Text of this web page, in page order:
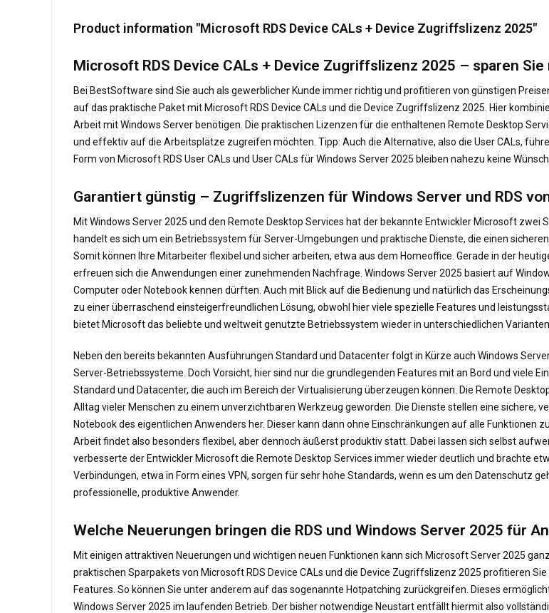
Product information "Microsoft RDS Device CALs + Device Zugriffslizenz 2025"
Microsoft RDS Device CALs + Device Zugriffslizenz 2025 – sparen
Bei BestSoftware sind Sie auch als gewerblicher Kunde immer richtig und profitieren von günstigen
auf das praktische Paket mit Microsoft RDS Device CALs und die Device Zugriffslizenz 2025. Hier
Arbeit mit Windows Server benötigen. Die praktischen Lizenzen für die enthaltenen Remote Desktop
und effektiv auf die Arbeitsplätze zugreifen möchten. Tipp: Auch die Alternative, also die User CALs,
Form von Microsoft RDS User CALs und User CALs für Windows Server 2025 bleiben nahezu keine
Garantiert günstig – Zugriffslizenzen für Windows Server und RDS
Mit Windows Server 2025 und den Remote Desktop Services hat der bekannte Entwickler Microsoft
handelt es sich um ein Betriebssystem für Server-Umgebungen und praktische Dienste, die einen
Somit können Ihre Mitarbeiter flexibel und sicher arbeiten, etwa aus dem Homeoffice. Gerade in der
erfreuen sich die Anwendungen einer zunehmenden Nachfrage. Windows Server 2025 basiert auf
Computer oder Notebook kennen dürften. Auch mit Blick auf die Bedienung und natürlich das
zu einer überraschend einsteigerfreundlichen Lösung, obwohl hier viele spezielle Features und
bietet Microsoft das beliebte und weltweit genutzte Betriebssystem wieder in unterschiedlichen
Neben den bereits bekannten Ausführungen Standard und Datacenter folgt in Kürze auch Windows
Server-Betriebssysteme. Doch Vorsicht, hier sind nur die grundlegenden Features mit an Bord und viele
Standard und Datacenter, die auch im Bereich der Virtualisierung überzeugen können. Die Remote
Alltag vieler Menschen zu einem unverzichtbaren Werkzeug geworden. Die Dienste stellen eine sichere,
Notebook des eigentlichen Anwenders her. Dieser kann dann ohne Einschränkungen auf alle
Arbeit findet also besonders flexibel, aber dennoch äußerst produktiv statt. Dabei lassen sich selbst
verbesserte der Entwickler Microsoft die Remote Desktop Services immer wieder deutlich und brachte
Verbindungen, etwa in Form eines VPN, sorgen für sehr hohe Standards, wenn es um den Datenschutz
professionelle, produktive Anwender.
Welche Neuerungen bringen die RDS und Windows Server 2025 für
Mit einigen attraktiven Neuerungen und wichtigen neuen Funktionen kann sich Microsoft Server 2025
praktischen Sparpakets von Microsoft RDS Device CALs und die Device Zugriffslizenz 2025 profitieren
Features. So können Sie unter anderem auf das sogenannte Hotpatching zurückgreifen. Dieses
Windows Server 2025 im laufenden Betrieb. Der bisher notwendige Neustart entfällt hiermit also